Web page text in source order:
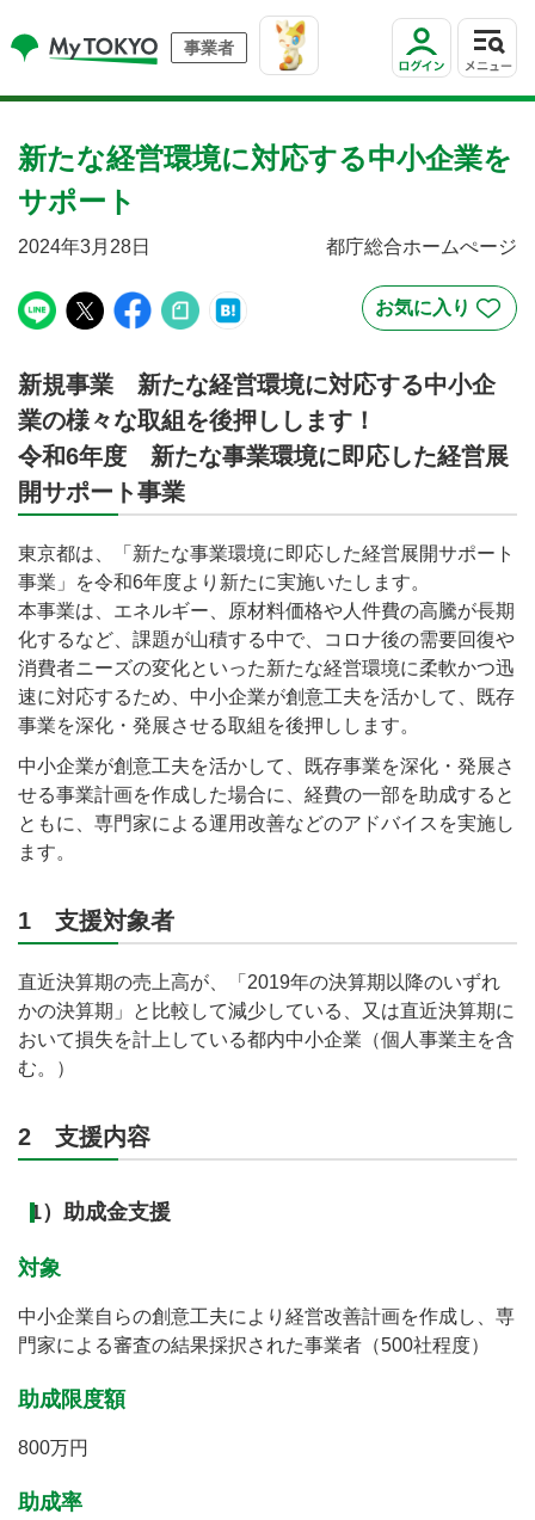
事業者
新たな経営環境に対応する中小企業を
サポート
2024年3月28日 都庁総合ホームぺージ
新規事業 新たな経営環境に対応する中小企
業の様々な取組を後押しします！
令和6年度 新たな事業環境に即応した経営展
開サポート事業
東京都は、「新たな事業環境に即応した経営展開サポート
事業」を令和6年度より新たに実施いたします。
本事業は、エネルギー、原材料価格や人件費の高騰が長期
化するなど、課題が山積する中で、コロナ後の需要回復や
消費者ニーズの変化といった新たな経営環境に柔軟かつ迅
速に対応するため、中小企業が創意工夫を活かして、既存
事業を深化・発展させる取組を後押しします。
中小企業が創意工夫を活かして、既存事業を深化・発展さ
せる事業計画を作成した場合に、経費の一部を助成すると
ともに、専門家による運用改善などのアドバイスを実施し
ます。
1 支援対象者
直近決算期の売上高が、「2019年の決算期以降のいずれ
かの決算期」と比較して減少している、又は直近決算期に
おいて損失を計上している都内中小企業（個人事業主を含
む。）
2 支援内容
1）助成金支援
対象
中小企業自らの創意工夫により経営改善計画を作成し、専
門家による審査の結果採択された事業者（500社程度）
助成限度額
800万円
助成率